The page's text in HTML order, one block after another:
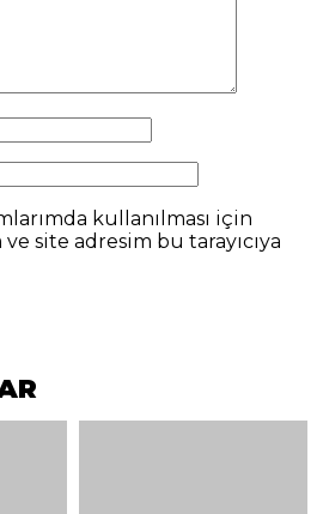
kullanılması için
site adresim bu tarayıcıya